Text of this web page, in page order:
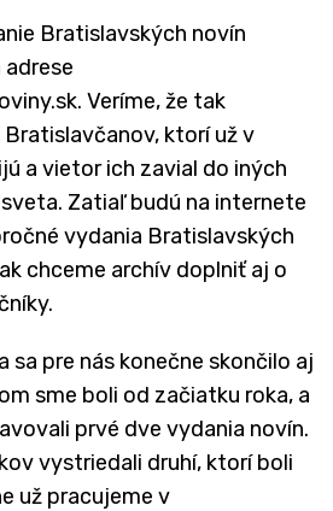
Bratislavských novín
Veríme, že tak
ktorí už v
a vietor ich zavial do iných
Zatiaľ budú na internete
vydania Bratislavských
chceme archív doplniť aj o
sa pre nás konečne skončilo aj
sme boli od začiatku roka, a
prvé dve vydania novín.
vystriedali druhí, ktorí boli
už pracujeme v